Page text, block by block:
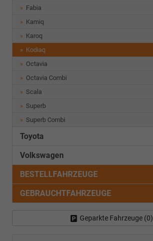
Fabia
Kamiq
Karoq
Kodiaq
Octavia
Octavia Combi
Scala
Superb
Superb Combi
Toyota
Volkswagen
BESTELLFAHRZEUGE
GEBRAUCHTFAHRZEUGE
Geparkte Fahrzeuge (0)